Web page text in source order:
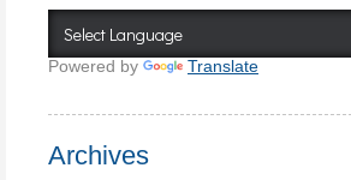
Powered by Translate
Archives